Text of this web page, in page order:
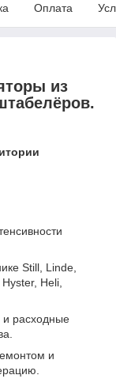
Оплата
из
Still, Linde,
Heli,
и расходные
и